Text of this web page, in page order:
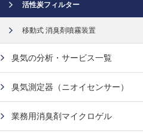
活性炭フィルター
移動式 消臭剤噴霧装置
臭気の分析・サービス一覧
臭気測定器（ニオイセンサー）
業務用消臭剤マイクロゲル